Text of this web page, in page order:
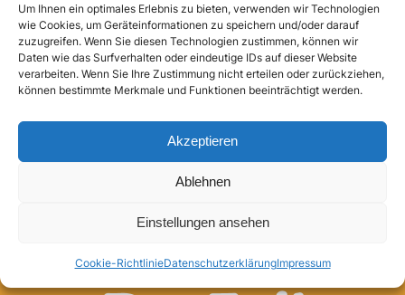
Um Ihnen ein optimales Erlebnis zu bieten, verwenden wir Technologien
wie Cookies, um Geräteinformationen zu speichern und/oder darauf
zuzugreifen. Wenn Sie diesen Technologien zustimmen, können wir
Daten wie das Surfverhalten oder eindeutige IDs auf dieser Website
verarbeiten. Wenn Sie Ihre Zustimmung nicht erteilen oder zurückziehen,
können bestimmte Merkmale und Funktionen beeinträchtigt werden.
Akzeptieren
Ablehnen
Einstellungen ansehen
Cookie-RichtlinieDatenschutzerklärungImpressum
Alternative:
Angemeldet bleiben Passwort vergessen?
Anmelden